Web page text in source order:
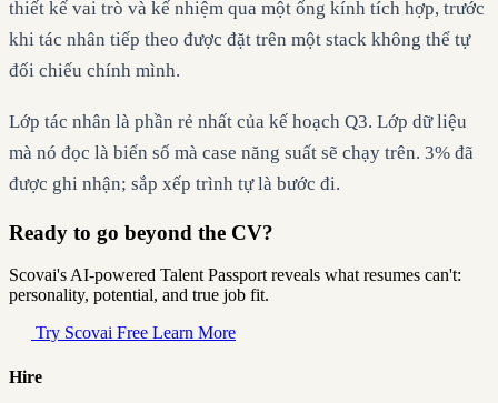
thiết kế vai trò và kế nhiệm qua một ống kính tích hợp, trước
khi tác nhân tiếp theo được đặt trên một stack không thể tự
đối chiếu chính mình.
Lớp tác nhân là phần rẻ nhất của kế hoạch Q3. Lớp dữ liệu
mà nó đọc là biến số mà case năng suất sẽ chạy trên. 3% đã
được ghi nhận; sắp xếp trình tự là bước đi.
Ready to go beyond the CV?
Scovai's AI-powered Talent Passport reveals what resumes can't:
personality, potential, and true job fit.
Try Scovai Free Learn More
Hire